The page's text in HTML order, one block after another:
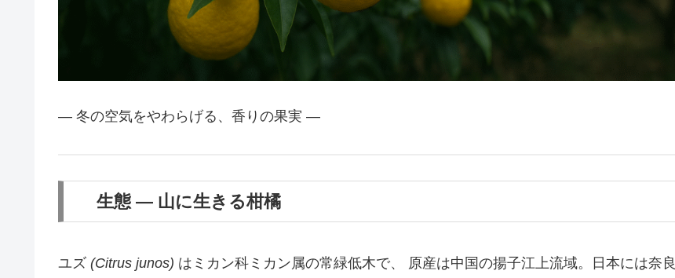
― 冬の空気をやわらげる、香りの果実 ―
生態 ― 山に生きる柑橘
ユズ (Citrus junos) はミカン科ミカン属の常緑低木で、 原産は中国の揚子江上流域。日本には奈良